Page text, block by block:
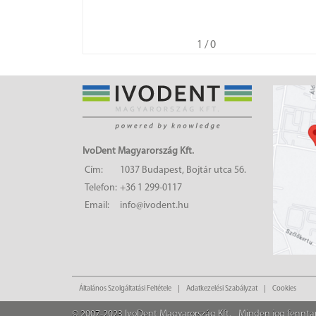
1 / 0
IvoDent Magyarország Kft.
Cím:
1037 Budapest, Bojtár utca 56.
Telefon: +36 1 299-0117
Email:
info@ivodent.hu
Általános Szolgáltatási Feltétele Adatkezelési Szabályzat Cookies